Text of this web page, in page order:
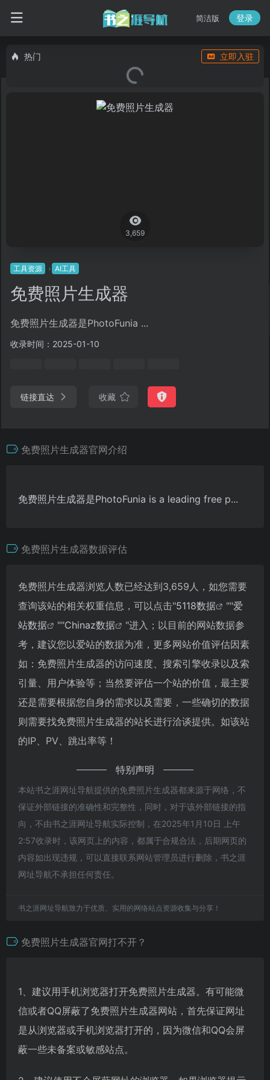
简洁版 登录
热门 立即入驻
3,659
工具资源 AI工具
免费照片生成器
免费照片生成器是PhotoFunia ...
收录时间：2025-01-10
链接直达 收藏
免费照片生成器官网介绍
免费照片生成器是PhotoFunia is a leading free p...
免费照片生成器数据评估
免费照片生成器浏览人数已经达到3,659人，如您需要
查询该站的相关权重信息，可以点击"5118数据 ""爱
站数据
""Chinaz数据
"进入；以目前的网站数据参
考，建议您以爱站的数据为准，更多网站价值评估因素
如：免费照片生成器的访问速度、搜索引擎收录以及索
引量、用户体验等；当然要评估一个站的价值，最主要
还是需要根据您自身的需求以及需要，一些确切的数据
则需要找免费照片生成器的站长进行洽谈提供。如该站
的IP、PV、跳出率等！
特别声明
本站书之涯网址导航提供的免费照片生成器都来源于网络，不
保证外部链接的准确性和完整性，同时，对于该外部链接的指
向，不由书之涯网址导航实际控制，在2025年1月10日 上午
2:57收录时，该网页上的内容，都属于合规合法，后期网页的
内容如出现违规，可以直接联系网站管理员进行删除，书之涯
网址导航不承担任何责任。
书之涯网址导航致力于优质、实用的网络站点资源收集与分享！
免费照片生成器官网打不开？
1、建议用手机浏览器打开免费照片生成器。有可能微
信或者QQ屏蔽了免费照片生成器网站，首先保证网址
是从浏览器或手机浏览器打开的，因为微信和QQ会屏
蔽一些未备案或敏感站点。